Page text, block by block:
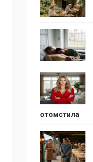
отомстила